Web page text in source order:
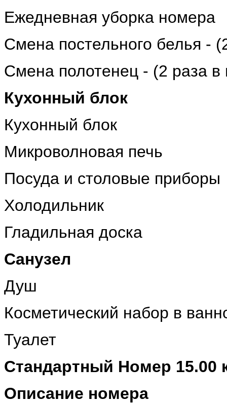
Ежедневная уборка номера
Cмена постельного белья -
Смена полотенец - (2 раза
Кухонный блок
Кухонный блок
Микроволновая печь
Посуда и столовые приборы
Холодильник
Гладильная доска
Санузел
Душ
Косметический набор в
Туалет
Стандартный Номер 15.00
Описание номера